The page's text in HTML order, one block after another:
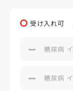
受け入れ可
糖尿病
糖尿病